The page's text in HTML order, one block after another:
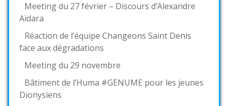
Meeting du 27 février – Discours d’Alexandre
Aïdara
Réaction de l’équipe Changeons Saint Denis
face aux dégradations
Meeting du 29 novembre
Bâtiment de l’Huma #GENUME pour les jeunes
Dionysiens